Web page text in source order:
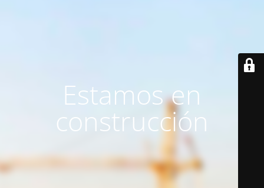
Estamos en
construcción